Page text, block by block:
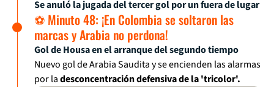
Se anuló la jugada del tercer gol por un fuera de lugar
⚽ Minuto 48: ¡En Colombia se soltaron las
marcas y Arabia no perdona!
Gol de Housa en el arranque del segundo tiempo
Nuevo gol de Arabia Saudita y se encienden las alarmas
por ladesconcentración defensiva de la 'tricolor'.